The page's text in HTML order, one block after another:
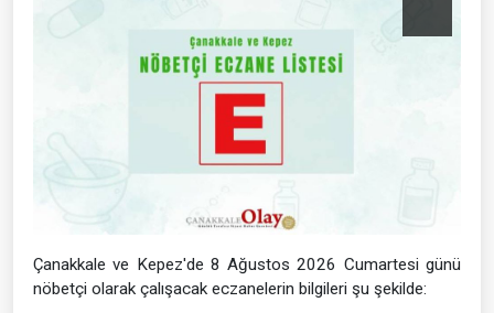
Çanakkale ve Kepez'de 8 Ağustos 2026 Cumartesi günü
nöbetçi olarak çalışacak eczanelerin bilgileri şu şekilde: